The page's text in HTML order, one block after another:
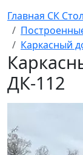
Главная СК
Каркасный
ДК-112